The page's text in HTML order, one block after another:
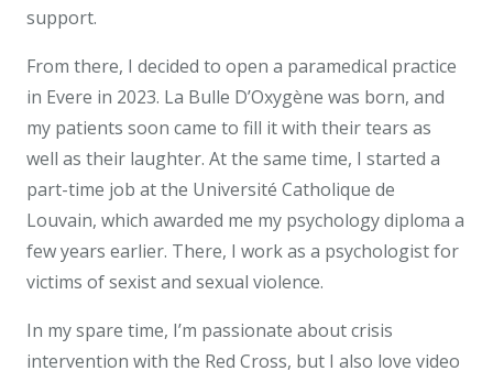
support.
From there, I decided to open a paramedical practice
in Evere in 2023. La Bulle D’Oxygène was born, and
my patients soon came to fill it with their tears as
well as their laughter. At the same time, I started a
part-time job at the Université Catholique de
Louvain, which awarded me my psychology diploma a
few years earlier. There, I work as a psychologist for
victims of sexist and sexual violence.
In my spare time, I’m passionate about crisis
intervention with the Red Cross, but I also love video